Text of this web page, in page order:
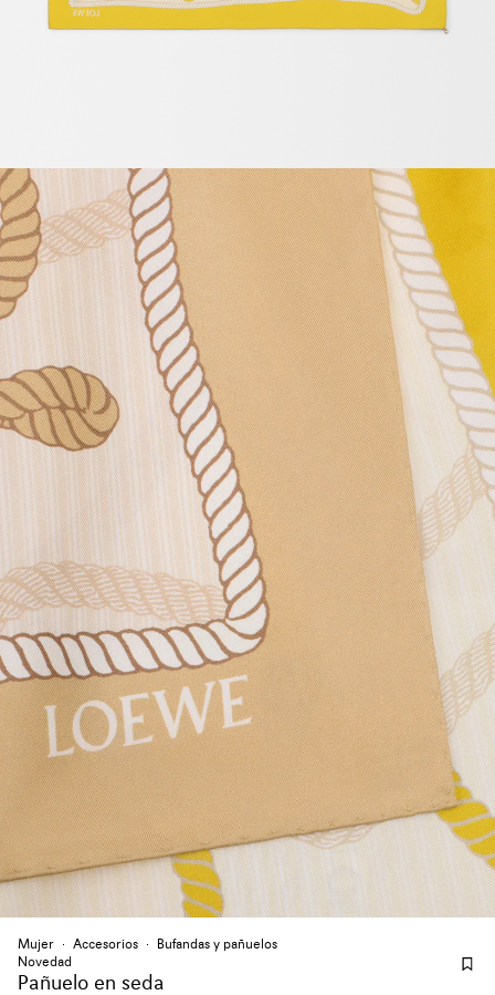
Mujer Accesorios
Bufandas y pañuelos
Novedad
Pañuelo en seda